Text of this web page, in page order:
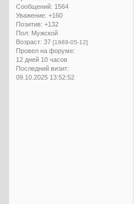
Сообщений: 1564
Уважение: +160
Позитив: +132
Пол: Мужской
Возраст: 37 [1989-05-12]
Провел на форуме:
12 дней 10 часов
Последний визит:
09.10.2025 13:52:52